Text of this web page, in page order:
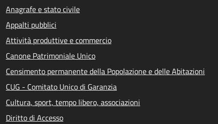
Anagrafe e stato civile
Appalti pubblici
Attività produttive e commercio
Canone Patrimoniale Unico
Censimento permanente della Popolazione e delle Abitazioni
CUG - Comitato Unico di Garanzia
Cultura, sport, tempo libero, associazioni
Diritto di Accesso